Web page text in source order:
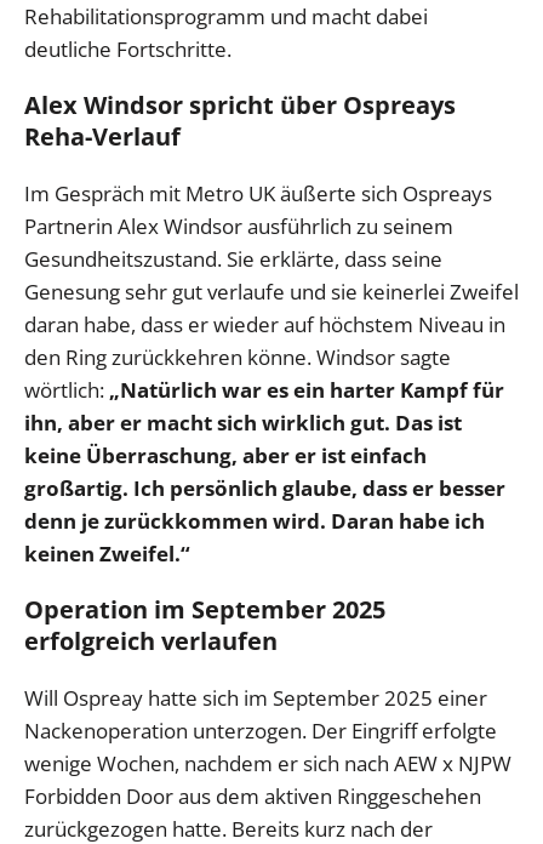
Rehabilitationsprogramm und macht dabei
deutliche Fortschritte.
Alex Windsor spricht über Ospreays
Reha-Verlauf
Im Gespräch mit Metro UK äußerte sich Ospreays
Partnerin Alex Windsor ausführlich zu seinem
Gesundheitszustand. Sie erklärte, dass seine
Genesung sehr gut verlaufe und sie keinerlei Zweifel
daran habe, dass er wieder auf höchstem Niveau in
den Ring zurückkehren könne. Windsor sagte
wörtlich: „Natürlich war es ein harter Kampf für
ihn, aber er macht sich wirklich gut. Das ist
keine Überraschung, aber er ist einfach
großartig. Ich persönlich glaube, dass er besser
denn je zurückkommen wird. Daran habe ich
keinen Zweifel.“
Operation im September 2025
erfolgreich verlaufen
Will Ospreay hatte sich im September 2025 einer
Nackenoperation unterzogen. Der Eingriff erfolgte
wenige Wochen, nachdem er sich nach AEW x NJPW
Forbidden Door aus dem aktiven Ringgeschehen
zurückgezogen hatte. Bereits kurz nach der